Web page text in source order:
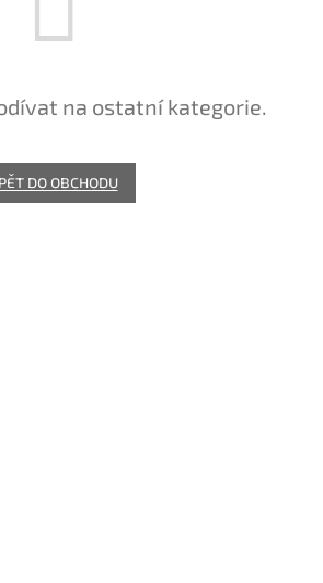
na ostatní kategorie.
DO OBCHODU